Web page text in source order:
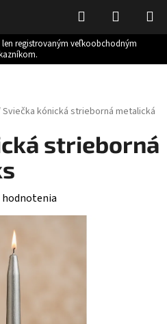
registrovaným veľkoobchodným
Hľadať
KOŠÍK
Sviečka kónická strieborná metalická
strieborná